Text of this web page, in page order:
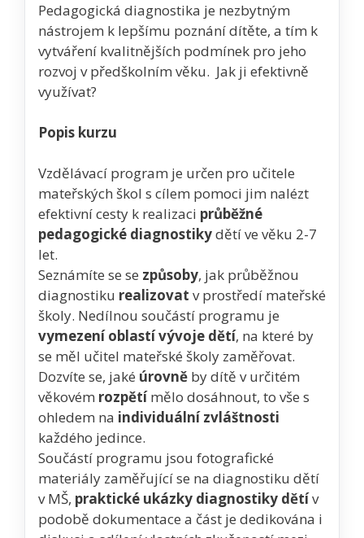
Pedagogická diagnostika je nezbytným
nástrojem k lepšímu poznání dítěte, a tím k
vytváření kvalitnějších podmínek pro jeho
rozvoj v předškolním věku. Jak ji efektivně
využívat?
Popis kurzu
Vzdělávací program je určen pro učitele
mateřských škol s cílem pomoci jim nalézt
efektivní cesty k realizaci průběžné
pedagogické diagnostikydětí ve věku 2-7
let.
Seznámíte se se způsoby, jak průběžnou
diagnostiku realizovat v prostředí mateřské
školy. Nedílnou součástí programu je
vymezení oblastí vývoje dětí, na které by
se měl učitel mateřské školy zaměřovat.
Dozvíte se, jaké úrovně by dítě v určitém
věkovém rozpětímělo dosáhnout, to vše s
ohledem na individuální zvláštnosti
každého jedince.
Součástí programu jsou fotografické
materiály zaměřující se na diagnostiku dětí
v MŠ, praktické ukázky diagnostiky dětív
podobě dokumentace a část je dedikována i